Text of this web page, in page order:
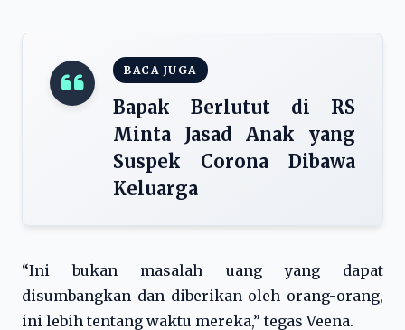
BACA JUGA
Bapak Berlutut di RS
Minta Jasad Anak yang
Suspek Corona Dibawa
Keluarga
“Ini bukan masalah uang yang dapat
disumbangkan dan diberikan oleh orang-orang,
ini lebih tentang waktu mereka,” tegas Veena.